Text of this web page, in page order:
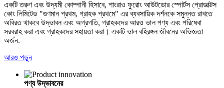
একটি তরুণ এবং উদ্যমী কোম্পানী হিসাবে, শাংরাও ফুরোং আউটডোর স্পোর্টস প্রোডাক্টস
কোং লিমিটেড "গুণমান প্রথম, গ্রাহক প্রথমে" এর ব্যবসায়িক দর্শনকে সমুন্নত রাখতে
অবিরত থাকবে উদ্ভাবন এবং অগ্রগতি, গ্রাহকদের আরও ভাল পণ্য এবং পরিষেবা
সরবরাহ করা এবং গ্রাহকদের সহায়তা করা। একটি ভাল বহিরঙ্গন জীবনের অভিজ্ঞতা
অর্জন.
আরও পড়ুন
পণ্য উদ্ভাবনের